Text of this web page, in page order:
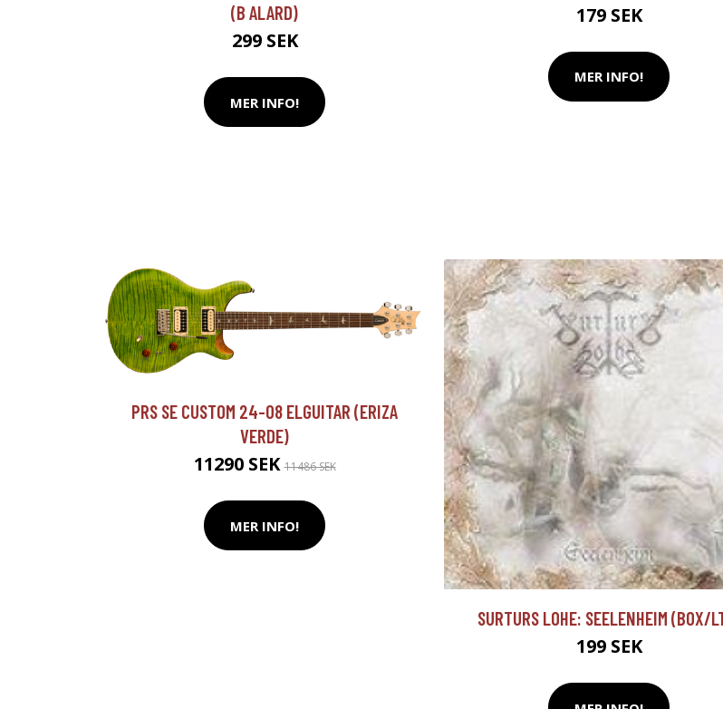
(B ALARD)
299 SEK
MER INFO!
179 SEK
MER INFO!
PRS SE CUSTOM 24-08 ELGUITAR (ERIZA
VERDE)
11290 SEK11486 SEK
MER INFO!
SURTURS LOHE: SEELENHEIM (BOX/
199 SEK